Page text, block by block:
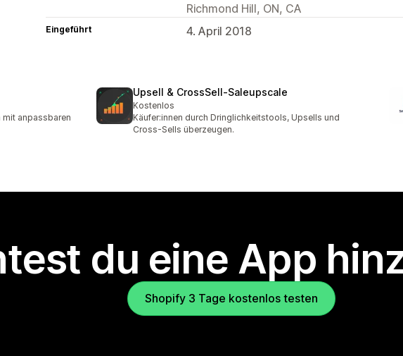
Richmond Hill, ON, CA
Eingeführt 4. April 2018
mit anpassbaren
Upsell & CrossSell‑Saleupscale
Kostenlos
Käufer:innen durch Dringlichkeitstools, Upsells und
Cross-Sells überzeugen.
du eine App
Shopify 3 Tage kostenlos testen